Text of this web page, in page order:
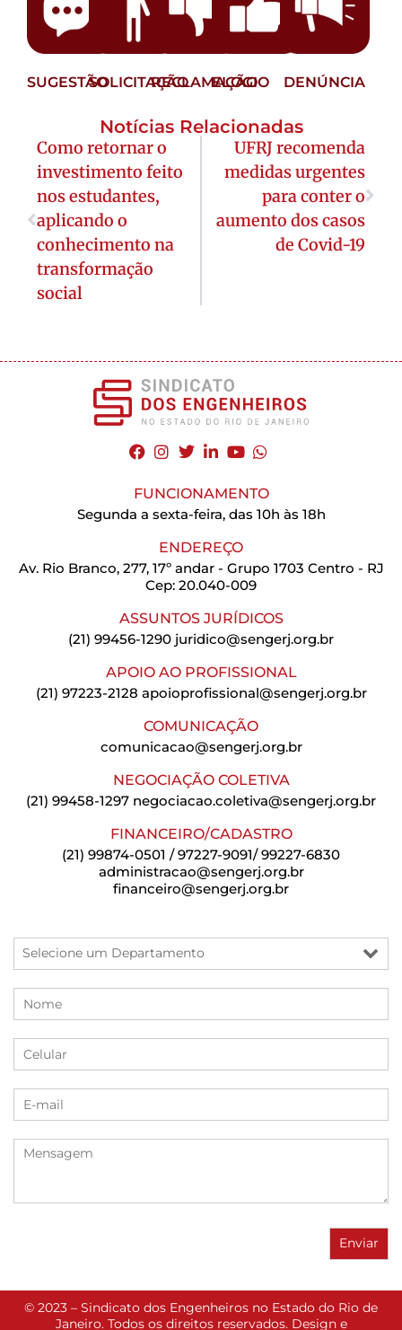
SUGESTÃOSOLICITAÇÃORECLAMAÇÃO
ELOGIO DENÚNCIA
Notícias Relacionadas
Como retornar o
investimento feito
nos estudantes,
aplicando o
conhecimento na
transformação
social
UFRJ recomenda
medidas urgentes
para conter o
aumento dos casos
de Covid-19
FUNCIONAMENTO
Segunda a sexta-feira, das 10h às 18h
ENDEREÇO
Av. Rio Branco, 277, 17º andar - Grupo 1703 Centro - RJ
Cep: 20.040-009
ASSUNTOS JURÍDICOS
(21) 99456-1290 juridico@sengerj.org.br
APOIO AO PROFISSIONAL
(21) 97223-2128 apoioprofissional@sengerj.org.br
COMUNICAÇÃO
comunicacao@sengerj.org.br
NEGOCIAÇÃO COLETIVA
(21) 99458-1297 negociacao.coletiva@sengerj.org.br
FINANCEIRO/CADASTRO
(21) 99874-0501 / 97227-9091/ 99227-6830
administracao@sengerj.org.br
financeiro@sengerj.org.br
© 2023 – Sindicato dos Engenheiros no Estado do Rio de
Janeiro. Todos os direitos reservados. Design e